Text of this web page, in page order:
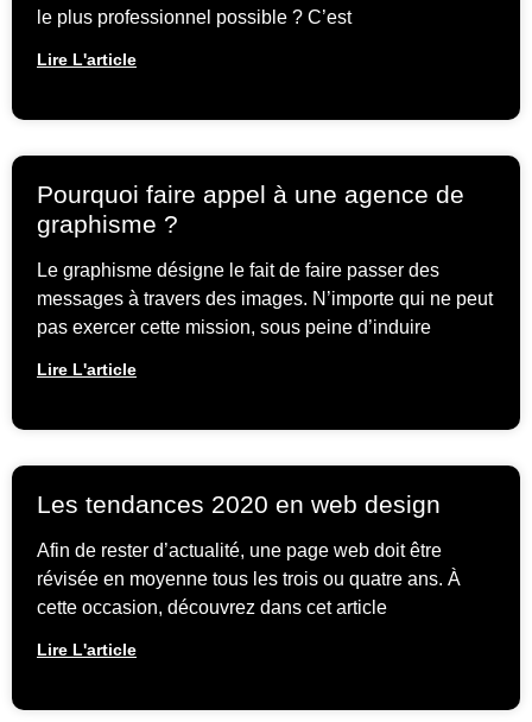
le plus professionnel possible ? C’est
Lire L'article
Pourquoi faire appel à une agence de
graphisme ?
Le graphisme désigne le fait de faire passer des
messages à travers des images. N’importe qui ne peut
pas exercer cette mission, sous peine d’induire
Lire L'article
Les tendances 2020 en web design
Afin de rester d’actualité, une page web doit être
révisée en moyenne tous les trois ou quatre ans. À
cette occasion, découvrez dans cet article
Lire L'article